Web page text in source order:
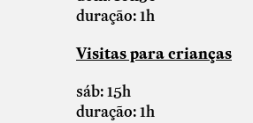
duração: 1h
Visitas para crianças
sáb: 15h
duração: 1h